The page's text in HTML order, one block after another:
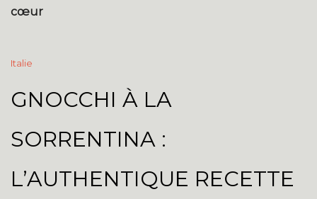
cœur
Italie
GNOCCHI À LA
SORRENTINA :
L’AUTHENTIQUE RECETTE